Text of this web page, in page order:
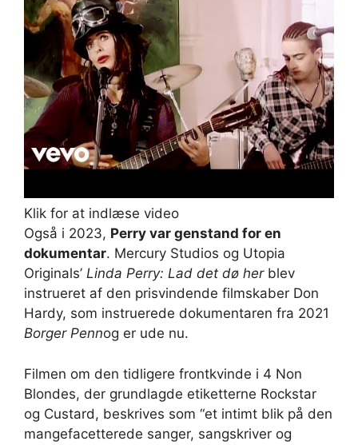
Klik for at indlæse video
Også i 2023, Perry var genstand for en
dokumentar. Mercury Studios og Utopia
Originals’ Linda Perry: Lad det dø herblev
instrueret af den prisvindende filmskaber Don
Hardy, som instruerede dokumentaren fra 2021
Borger Pennog er ude nu.
Filmen om den tidligere frontkvinde i 4 Non
Blondes, der grundlagde etiketterne Rockstar
og Custard, beskrives som “et intimt blik på den
mangefacetterede sanger, sangskriver og